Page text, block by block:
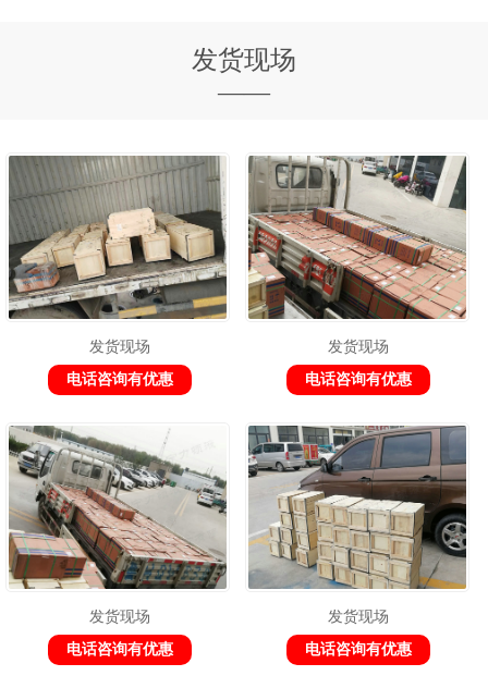
发货现场
——
发货现场
电话咨询有优惠
发货现场
电话咨询有优惠
发货现场
电话咨询有优惠
发货现场
电话咨询有优惠